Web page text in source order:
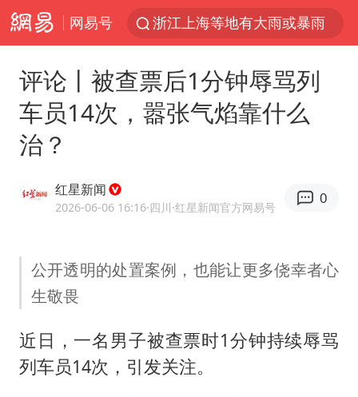
网易号
浙江上海等地有大雨或暴雨
黄金牛市回来了吗
台当局重金为“台独”织“皇帝新衣”
《欢迎来龙餐馆》口碑
酒店回应车内过夜被收150元
评论丨被查票后1分钟辱骂列
车员14次，嚣张气焰靠什么
治？
红星新闻
2026-06-06 16:16·四川·红星新闻官方网易号
0
公开透明的处置案例，也能让更多侥幸者心
生敬畏
近日，一名男子被查票时1分钟持续辱骂
列车员14次，引发关注。